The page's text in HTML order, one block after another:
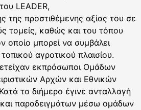
LEADER,
της προστιθέμενης αξίας του σε
τομείς, καθώς και του τόπου
οποίο μπορεί να συμβάλει
αγροτικού πλαισίου.
εκπρόσωποι Ομάδων
Αρχών και Εθνικών
το διήμερο έγινε ανταλλαγή
παραδειγμάτων μέσω ομάδων